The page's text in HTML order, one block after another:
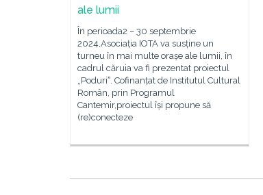
ale lumii
În perioada2 – 30 septembrie
2024,Asociația IOTA va susține un
turneu în mai multe orașe ale lumii, în
cadrul căruia va fi prezentat proiectul
„Poduriˮ. Cofinanțat de Institutul Cultural
Român, prin Programul
Cantemir,proiectul își propune să
(re)conecteze